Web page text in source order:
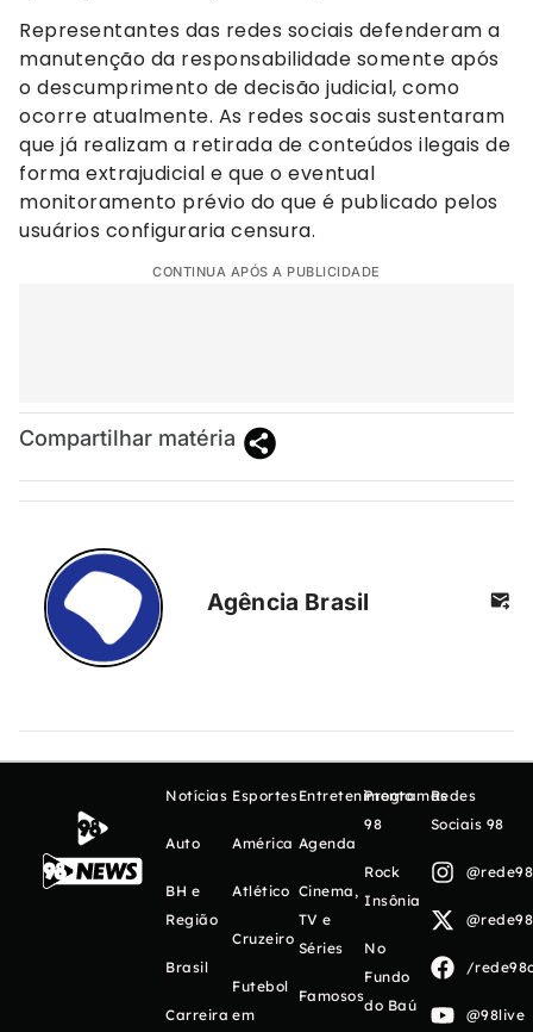
Representantes das redes sociais defenderam a
manutenção da responsabilidade somente após
o descumprimento de decisão judicial, como
ocorre atualmente. As redes socais sustentaram
que já realizam a retirada de conteúdos ilegais de
forma extrajudicial e que o eventual
monitoramento prévio do que é publicado pelos
usuários configuraria censura.
CONTINUA APÓS A PUBLICIDADE
Compartilhar matéria
Agência Brasil
Notícias
Auto
BH e
Região
Brasil
Carreira
Esportes
América
Atlético
Cruzeiro
Futebol
em
Entretenimento
Agenda
Cinema,
TV e
Séries
Famosos
Programas
98
Rock
Insônia
No
Fundo
do Baú
Redes
Sociais 98
/
@98live